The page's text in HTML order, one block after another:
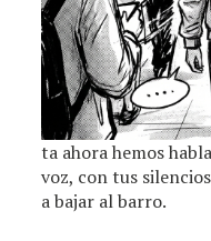
ta ahora hemos
voz, con tus
a bajar al barro.